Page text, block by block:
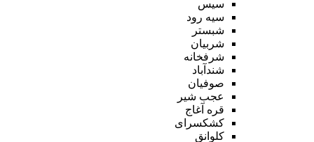
سیس
سیه رود
شبستر
شربیان
شرفخانه
شندآباد
صوفیان
عجب شیر
قره آغاج
کشکسرای
کلوانق